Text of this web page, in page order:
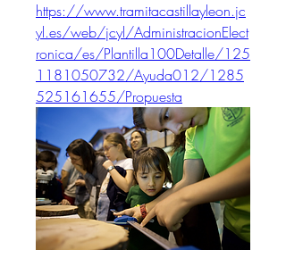
https://www.tramitacastillayleon.jc
yl.es/web/jcyl/AdministracionElect
ronica/es/Plantilla100Detalle/125
1181050732/Ayuda012/1285
525161655/Propuesta